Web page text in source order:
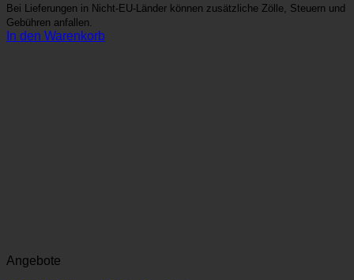
Bei Lieferungen in Nicht-EU-Länder können zusätzliche Zölle, Steuern und
Gebühren anfallen.
In den Warenkorb
Angebote